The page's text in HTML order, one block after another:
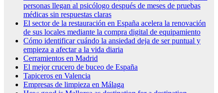
personas llegan al psicólogo después de meses de pruebas
médicas sin respuestas claras
El sector de la restauración en España acelera la renovación
de sus locales mediante la compra digital de equipamiento
Cómo identificar cuándo la ansiedad deja de ser puntual y
empieza a afectar a la vida diaria
Cerramientos en Madrid
El mejor crucero de buceo de España
Tapiceros en Valencia
Empresas de limpieza en Málaga